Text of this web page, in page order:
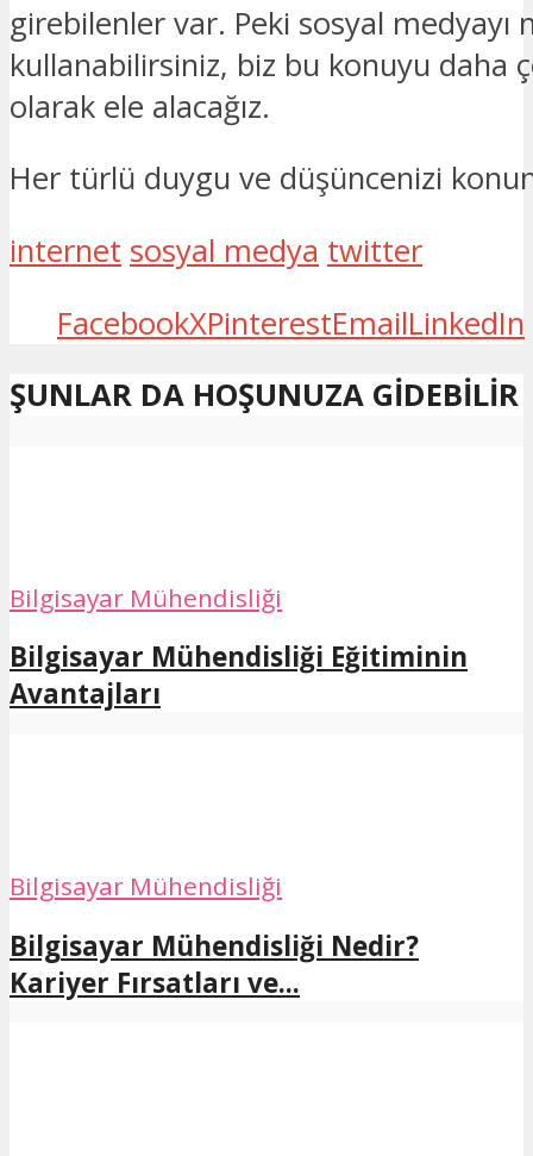
girebilenler var. Peki sosyal medyayı
kullanabilirsiniz, biz bu konuyu daha
olarak ele alacağız.
Her türlü duygu ve düşüncenizi
internet sosyal medya twitter
FacebookXPinterestEmailLinkedIn
ŞUNLAR DA HOŞUNUZA GIDEBILIR
Bilgisayar Mühendisliği
Bilgisayar Mühendisliği Eğitiminin
Avantajları
Bilgisayar Mühendisliği
Bilgisayar Mühendisliği Nedir?
Kariyer Fırsatları ve...